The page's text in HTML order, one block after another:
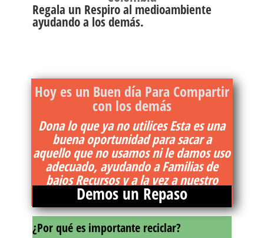
Regala un Respiro al medioambiente
ayudando a los demás.
Hoy es un Buen día Para Compartir
con los demás
Dona lo que ya no utilices Esta es una
buena oportunidad para sacar a
aquello que no usamos ni le damos uso
adecuado, ayudando a Familias de
bajos Recursos y a la vez a nuestro
planeta
Demos un Repaso
¿Por qué es importante reciclar?